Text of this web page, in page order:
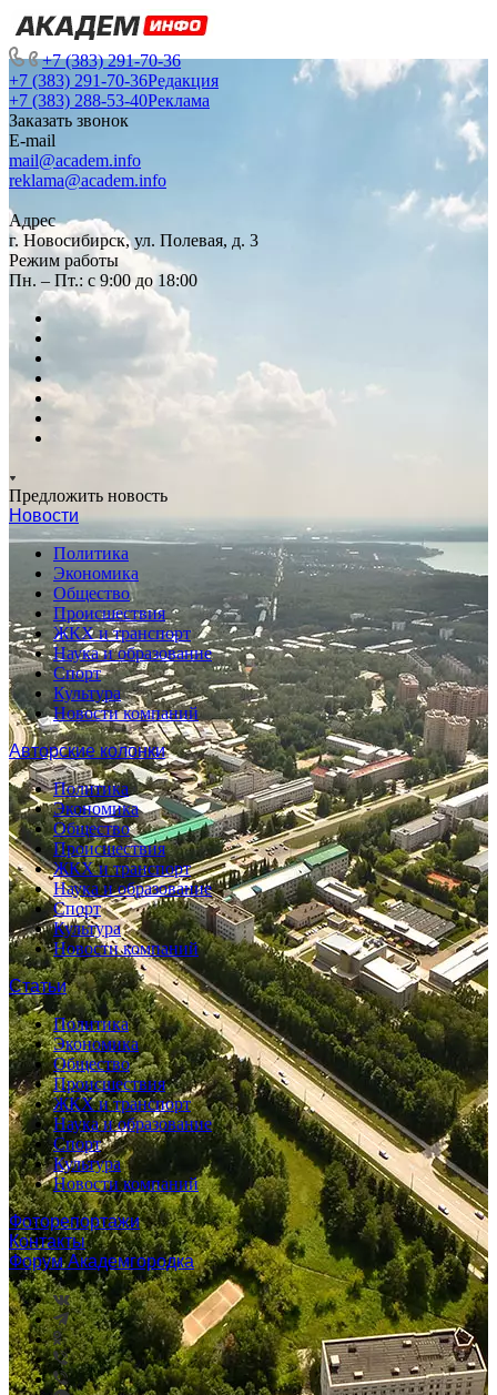
+7 (383) 291-70-36
+7 (383) 291-70-36Редакция
+7 (383) 288-53-40Реклама
Заказать звонок
E-mail
mail@academ.info
reklama@academ.info
Адрес
г. Новосибирск, ул. Полевая, д. 3
Режим работы
Пн. – Пт.: с 9:00 до 18:00
Предложить новость
Новости
Политика
Экономика
Общество
Происшествия
ЖКХ и транспорт
Наука и образование
Спорт
Культура
Новости компаний
Авторские колонки
Политика
Экономика
Общество
Происшествия
ЖКХ и транспорт
Наука и образование
Спорт
Культура
Новости компаний
Статьи
Политика
Экономика
Общество
Происшествия
ЖКХ и транспорт
Наука и образование
Спорт
Культура
Новости компаний
Фоторепортажи
Контакты
Форум Академгородка